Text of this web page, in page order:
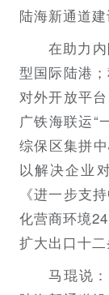
陆海新通道建
在助力
型国际陆港
对外开放平
广铁海联运“
综保区集拼
以解决企业
《进一步支
化营商环境
扩大出口十二
马琨说